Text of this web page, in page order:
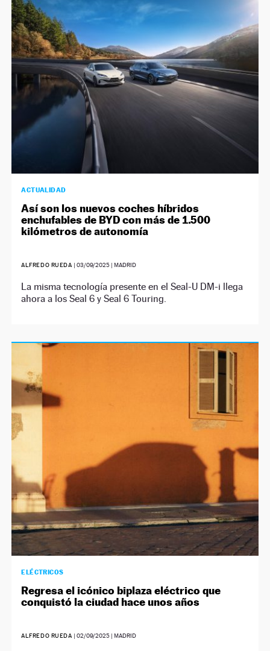
NEWSLETTER
SÍGUENOS
ACTUALIDAD
Así son los nuevos coches híbridos
enchufables de BYD con más de 1.500
kilómetros de autonomía
ALFREDO RUEDA |03/09/2025 | MADRID
La misma tecnología presente en el Seal-U DM-i llega
ahora a los Seal 6 y Seal 6 Touring.
ELÉCTRICOS
Regresa el icónico biplaza eléctrico que
conquistó la ciudad hace unos años
ALFREDO RUEDA |02/09/2025 | MADRID